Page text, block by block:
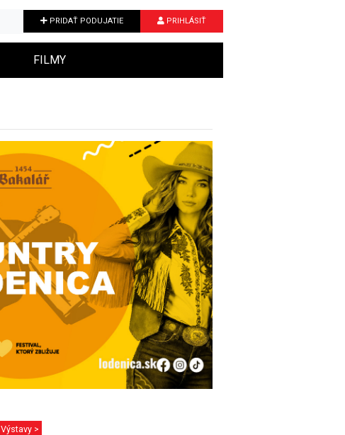
PRIDAŤ PODUJATIE PRIHLÁSIŤ
FILMY
Next
Výstavy >